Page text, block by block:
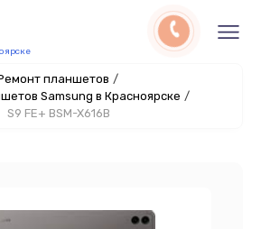
планшетов /
Samsung в Красноярске /
S9 FE+ BSM-X616B